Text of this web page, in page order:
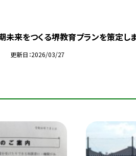
をつくる堺教育プランを策定し
更新日 2026/03/27